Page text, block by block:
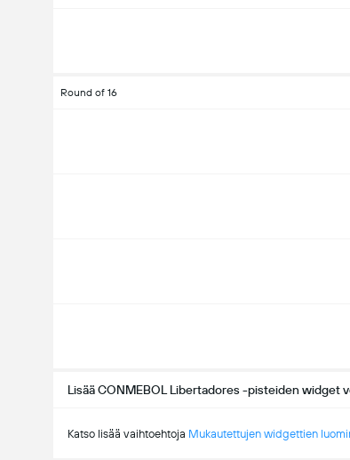
Round of 16
Lisää CONMEBOL Libertadores -pisteiden widget
Katso lisää vaihtoehtoja Mukautettujen widgettien